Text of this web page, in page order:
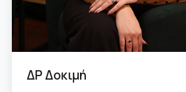
ΔΡ Δοκιμή